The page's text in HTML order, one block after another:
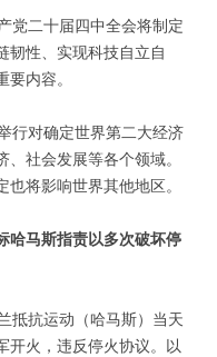
党二十届四中全会将制定
韧性、实现科技自立自
内容。
行对确定世界第二大经济
社会发展等各个领域。
将影响世界其他地区。
哈马斯指责以多次破坏停
抵抗运动（哈马斯）当天
开火，违反停火协议。以